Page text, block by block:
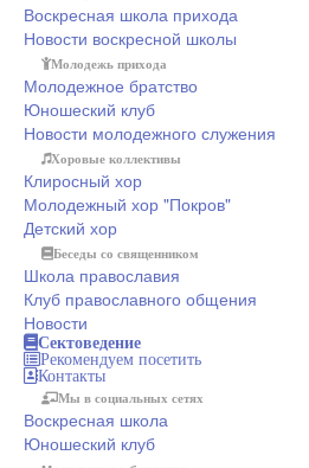
Воскресная школа прихода
Новости воскресной школы
Молодежь прихода
Молодежное братство
Юношеский клуб
Новости молодежного служения
Хоровые коллективы
Клиросный хор
Молодежный хор "Покров"
Детский хор
Беседы со священником
Школа православия
Клуб православного общения
Новости
Сектоведение
Рекомендуем посетить
Контакты
Мы в социальных сетях
Воскресная школа
Юношеский клуб